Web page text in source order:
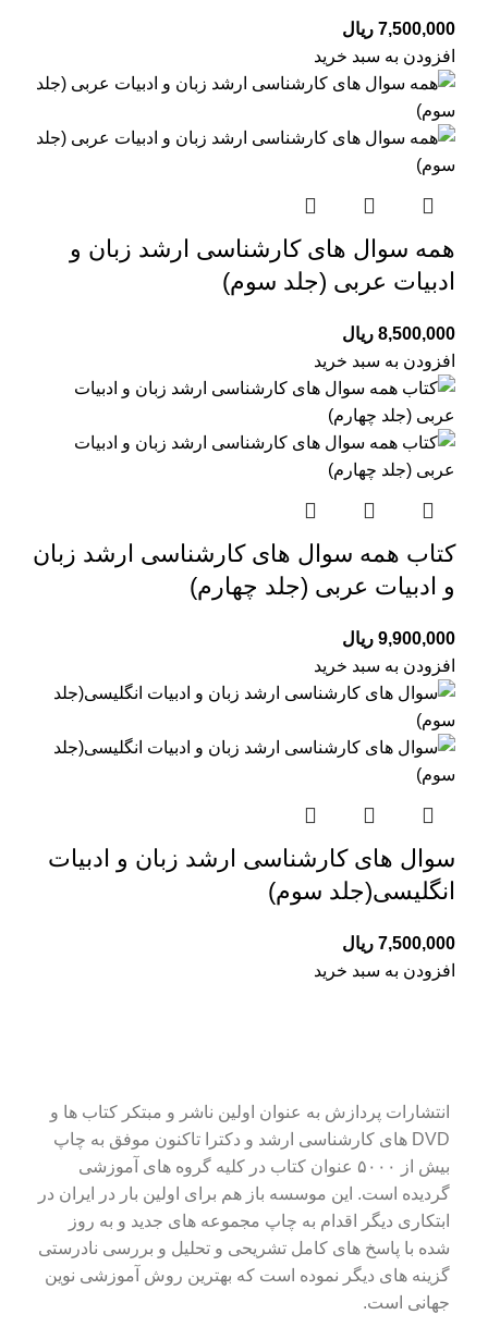
7,500,000 ریال
افزودن به سبد خرید
همه سوال های کارشناسی ارشد زبان و
ادبیات عربی (جلد سوم)
8,500,000 ریال
افزودن به سبد خرید
کتاب همه سوال های کارشناسی ارشد زبان
و ادبیات عربی (جلد چهارم)
9,900,000 ریال
افزودن به سبد خرید
سوال های کارشناسی ارشد زبان و ادبیات
انگلیسی(جلد سوم)
7,500,000 ریال
افزودن به سبد خرید
انتشارات پردازش به عنوان اولین ناشر و مبتکر کتاب ها و
DVD های کارشناسی ارشد و دکترا تاکنون موفق به چاپ
بیش از ۵۰۰۰ عنوان کتاب در کلیه گروه های آموزشی
گردیده است. این موسسه باز هم برای اولین بار در ایران در
ابتکاری دیگر اقدام به چاپ مجموعه های جدید و به روز
شده با پاسخ های کامل تشریحی و تحلیل و بررسی نادرستی
گزینه های دیگر نموده است که بهترین روش آموزشی نوین
جهانی است.